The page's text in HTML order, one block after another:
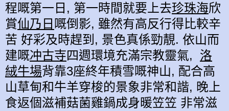
程嘅第一日, 第一時間就要上去珍珠海欣
賞仙乃日 嘅倒影, 雖然有高反行得比較辛
苦 好彩及時趕到, 景色真係勁靚. 依山而
建嘅冲古寺四週環境充滿宗教靈氣, 洛
絨牛場背靠3座終年積雪嘅神山, 配合高
山草甸和牛羊穿梭的景象非常和諧, 晚上
食返個滋補菇菌雞鍋成身暖笠笠 非常滋